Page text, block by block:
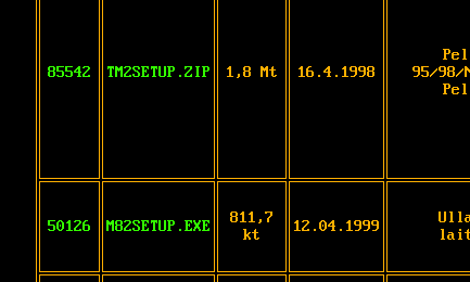
85542 TM2SETUP.ZIP 1,8 Mt 16.4.1998
95/
50126 M82SETUP.EXE
811,7
kt
12.04.1999